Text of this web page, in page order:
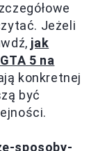
Jeżeli
jak
5 na
konkretnej
być
sposoby-